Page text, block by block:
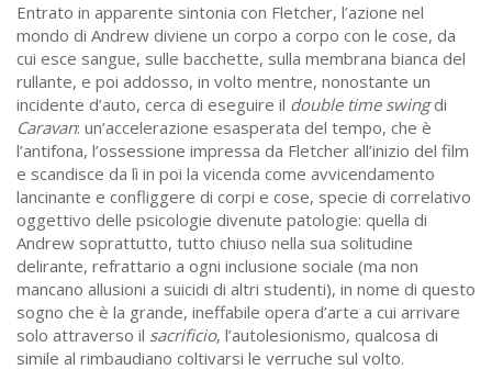
Entrato in apparente sintonia con Fletcher, l’azione nel
mondo di Andrew diviene un corpo a corpo con le cose, da
cui esce sangue, sulle bacchette, sulla membrana bianca del
rullante, e poi addosso, in volto mentre, nonostante un
incidente d’auto, cerca di eseguire il double time swingdi
Caravan: un’accelerazione esasperata del tempo, che è
l’antifona, l’ossessione impressa da Fletcher all’inizio del film
e scandisce da lì in poi la vicenda come avvicendamento
lancinante e confliggere di corpi e cose, specie di correlativo
oggettivo delle psicologie divenute patologie: quella di
Andrew soprattutto, tutto chiuso nella sua solitudine
delirante, refrattario a ogni inclusione sociale (ma non
mancano allusioni a suicidi di altri studenti), in nome di questo
sogno che è la grande, ineffabile opera d’arte a cui arrivare
solo attraverso il sacrificio, l’autolesionismo, qualcosa di
simile al rimbaudiano coltivarsi le verruche sul volto.